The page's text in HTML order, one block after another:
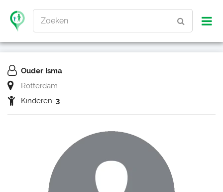
Zoeken
Ouder Isma
Rotterdam
Kinderen: 3